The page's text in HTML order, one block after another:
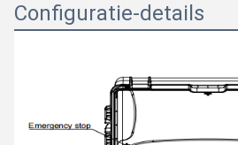
Configuratie-details